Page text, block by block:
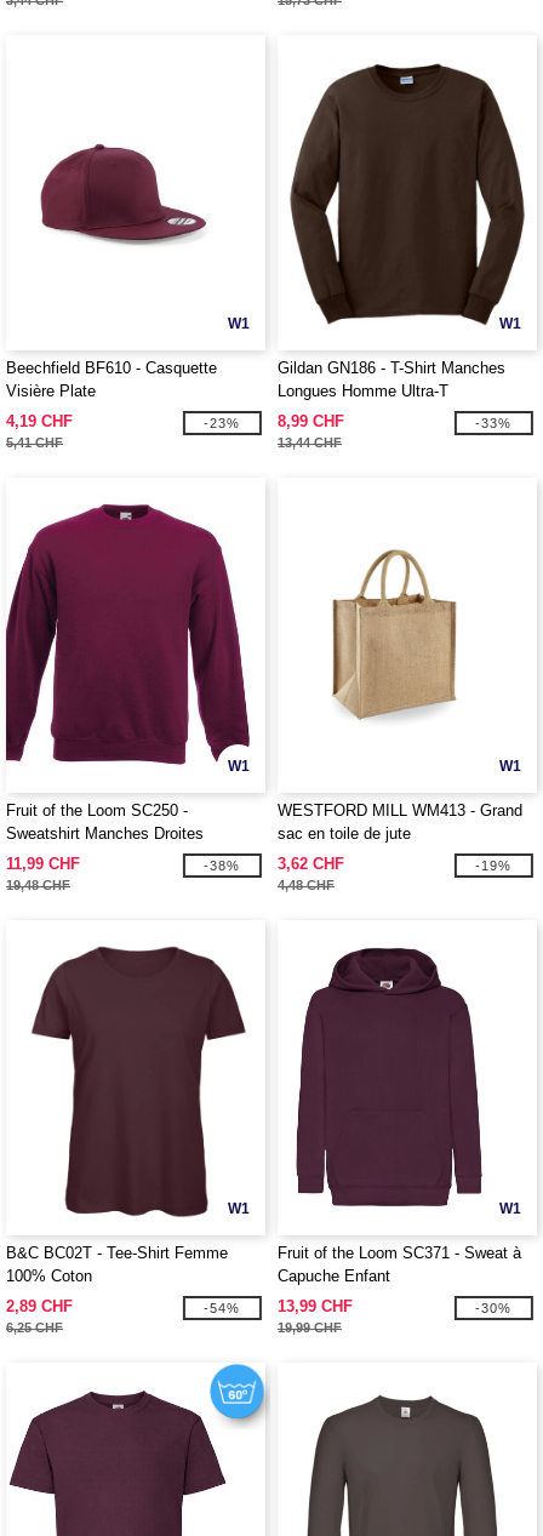
W1
Beechfield BF610 - Casquette
Visière Plate
4,19 CHF
5,41 CHF
-23%
W1
Gildan GN186 - T-Shirt Manches
Longues Homme Ultra-T
8,99 CHF
13,44 CHF
-33%
W1
Fruit of the Loom SC250 -
Sweatshirt Manches Droites
11,99 CHF
19,48 CHF
-38%
W1
WESTFORD MILL WM413 - Grand
sac en toile de jute
3,62 CHF
4,48 CHF
-19%
W1
B&C BC02T - Tee-Shirt Femme
100% Coton
2,89 CHF
6,25 CHF
-54%
W1
Fruit of the Loom SC371 - Sweat à
Capuche Enfant
13,99 CHF
19,99 CHF
-30%